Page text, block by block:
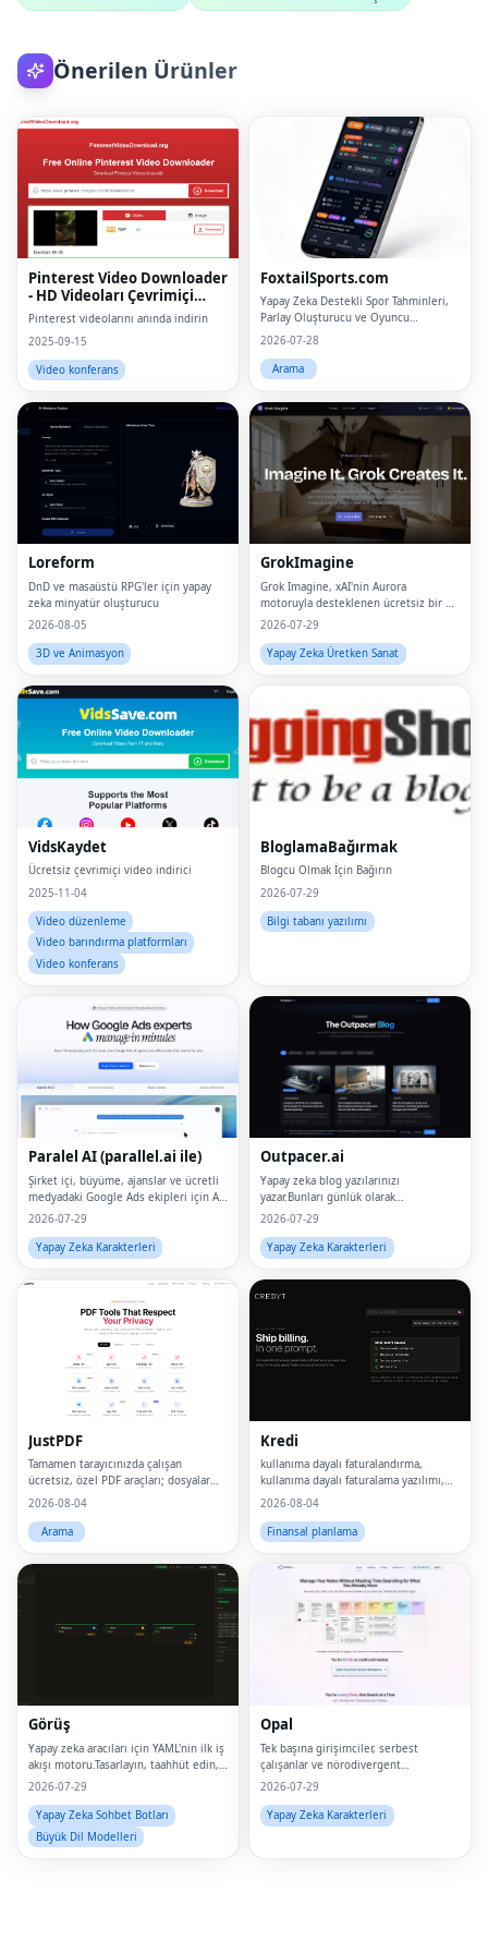
Önerilen Ürünler
Pinterest Video Downloader
- HD Videoları Çevrimiçi
İndir
Pinterest videolarını anında indirin
2025-09-15
Video konferans
FoxtailSports.com
Yapay Zeka Destekli Spor Tahminleri,
Parlay Oluşturucu ve Oyuncu
Aksesuarlarıyla Daha Fazla Kazanın
2026-07-28
Arama
Loreform
DnD ve masaüstü RPG'ler için yapay
zeka minyatür oluşturucu
2026-08-05
3D ve Animasyon
GrokImagine
Grok Imagine, xAI'nin Aurora
motoruyla desteklenen ücretsiz bir AI
görüntü ve video oluşturucudur.Grok
4 ve Kling 2 dahil 20 önde gelen yapay
zeka model
2026-07-29
Yapay Zeka Üretken Sanat
VidsKaydet
Ücretsiz çevrimiçi video indirici
2025-11-04
Video düzenleme
Video barındırma platformları
Video konferans
BloglamaBağırmak
Blogcu Olmak İçin Bağırın
2026-07-29
Bilgi tabanı yazılımı
Paralel AI (parallel.ai ile)
Şirket içi, büyüme, ajanslar ve ücretli
medyadaki Google Ads ekipleri için AI
aracı platformu.
2026-07-29
Yapay Zeka Karakterleri
Outpacer.ai
Yapay zeka blog yazılarınızı
yazar.Bunları günlük olarak
yayınlıyor.Google ve ChatGPT'de
2026-07-29
Yapay Zeka Karakterleri
JustPDF
Tamamen tarayıcınızda çalışan
ücretsiz, özel PDF araçları; dosyalar
cihazınızdan asla ayrılmaz.
2026-08-04
Arama
Kredi
kullanıma dayalı faturalandırma,
kullanıma dayalı faturalama yazılımı,
ölçülü faturalandırma, AI
para kazanma, tüketime dayalı
fiyatlandırma, kullanıma d
2026-08-04
Finansal planlama
Görüş
Yapay zeka aracıları için YAML'nin ilk iş
akışı motoru.Tasarlayın, taahhüt edin,
çalıştırın, değerlendirin.
2026-07-29
Yapay Zeka Sohbet Botları
Büyük Dil Modelleri
Opal
Tek başına girişimciler, serbest
çalışanlar ve nörodivergent
düşünürler için mekansal bilgi
2026-07-29
Yapay Zeka Karakterleri